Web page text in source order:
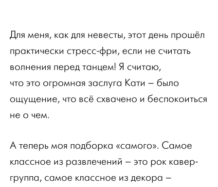
Для меня, как для невесты, этот день прошёл
практически стресс-фри, если не считать
волнения перед танцем! Я считаю,
что это огромная заслуга Кати – было
ощущение, что всё схвачено и беспокоиться
не о чем.
А теперь моя подборка «самого». Самое
классное из развлечений – это рок кавер-
группа, самое классное из декора –